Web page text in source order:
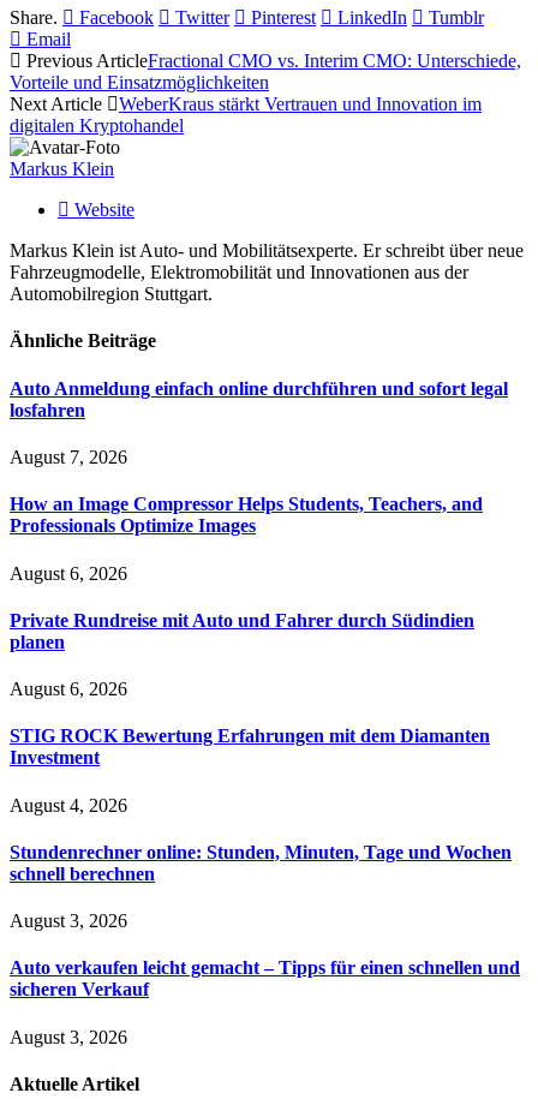
Share.
Facebook Twitter Pinterest LinkedIn
Tumblr
Email
Previous ArticleFractional CMO vs. Interim CMO: Unterschiede,
Vorteile und Einsatzmöglichkeiten
Next Article
WeberKraus stärkt Vertrauen und Innovation im
digitalen Kryptohandel
Markus Klein
Website
Markus Klein ist Auto- und Mobilitätsexperte. Er schreibt über neue
Fahrzeugmodelle, Elektromobilität und Innovationen aus der
Automobilregion Stuttgart.
Ähnliche Beiträge
Auto Anmeldung einfach online durchführen und sofort legal
losfahren
August 7, 2026
How an Image Compressor Helps Students, Teachers, and
Professionals Optimize Images
August 6, 2026
Private Rundreise mit Auto und Fahrer durch Südindien
planen
August 6, 2026
STIG ROCK Bewertung Erfahrungen mit dem Diamanten
Investment
August 4, 2026
Stundenrechner online: Stunden, Minuten, Tage und Wochen
schnell berechnen
August 3, 2026
Auto verkaufen leicht gemacht – Tipps für einen schnellen und
sicheren Verkauf
August 3, 2026
Aktuelle Artikel